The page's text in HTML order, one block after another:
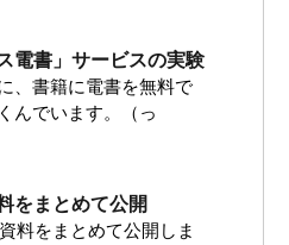
電書」サービスの実験
、書籍に電書を無料で
んでいます。（っ
をまとめて公開
料をまとめて公開しま